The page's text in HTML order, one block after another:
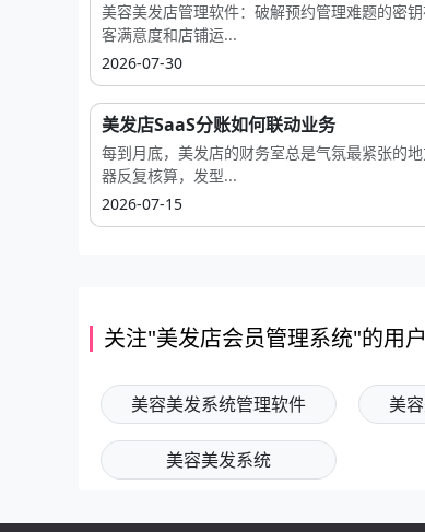
美容美发店管理软件：破解预约管理难题的密
客满意度和店铺运...
2026-07-30
美发店SaaS分账如何联动业务
每到月底，美发店的财务室总是气氛最紧张的
器反复核算，发型...
2026-07-15
关注"美发店会员管理系统"的用
美容美发系统管理软件 美
美容美发系统